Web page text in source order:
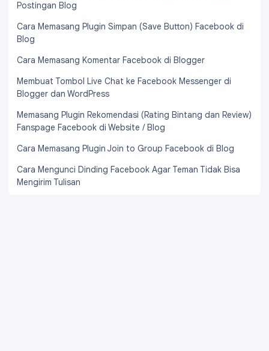
Postingan Blog
Cara Memasang Plugin Simpan (Save Button) Facebook di
Blog
Cara Memasang Komentar Facebook di Blogger
Membuat Tombol Live Chat ke Facebook Messenger di
Blogger dan WordPress
Memasang Plugin Rekomendasi (Rating Bintang dan Review)
Fanspage Facebook di Website / Blog
Cara Memasang Plugin Join to Group Facebook di Blog
Cara Mengunci Dinding Facebook Agar Teman Tidak Bisa
Mengirim Tulisan